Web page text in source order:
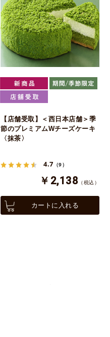
【店舗受取】＜西日本店舗＞季
節のプレミアムWチーズケーキ
〈抹茶〉
4.7 （9）
￥2,138 （税込）
カートに入れる